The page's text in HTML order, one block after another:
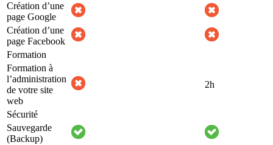
Création d’une
page Google
Création d’une
page Facebook
Formation
Formation à
l’administration
de votre site
web
2h
Sécurité
Sauvegarde
(Backup)